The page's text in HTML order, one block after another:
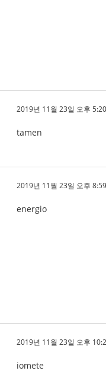
2019년 11월 23일 오후
tamen
2019년 11월 23일 오후
energio
2019년 11월 23일 오후
iomete